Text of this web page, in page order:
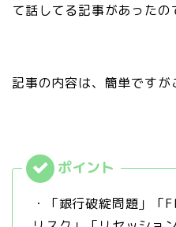
て話してる記事があったの
記事の内容は、簡単ですが
・「銀行破綻問題」「